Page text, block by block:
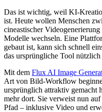
Das ist wichtig, weil KI-
ist. Heute wollen Menschen
cineastischer
Modelle wechseln. Eine
gebaut ist, kann sich schnell
das ursprüngliche Tool nützlich
Mit dem Flux AI Image
Art von Bild-Workflow
ursprünglich attraktiv gemacht
mehr dort. Sie verweist nun
Pfad – inklusive Video und